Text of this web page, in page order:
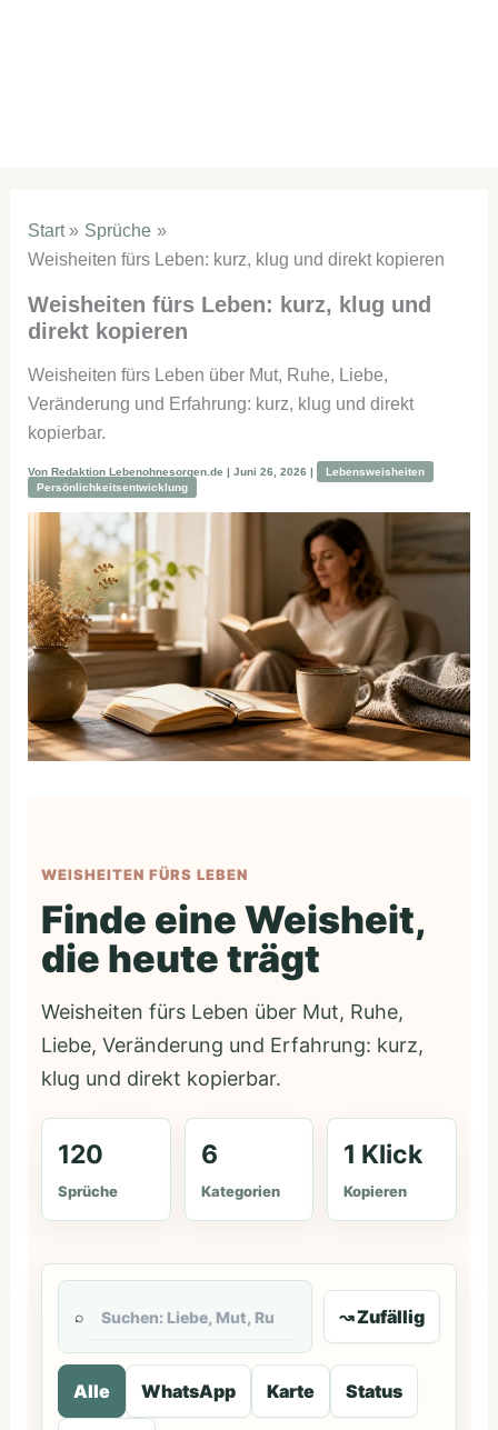
Start
Sprüche
Weisheiten fürs Leben: kurz, klug und direkt kopieren
Weisheiten fürs Leben: kurz, klug und
direkt kopieren
Weisheiten fürs Leben über Mut, Ruhe, Liebe,
Veränderung und Erfahrung: kurz, klug und direkt
kopierbar.
Von Redaktion Lebenohnesorgen.de | Juni 26, 2026 |
Lebensweisheiten
Persönlichkeitsentwicklung
WEISHEITEN FÜRS LEBEN
Finde eine Weisheit,
die heute trägt
Weisheiten fürs Leben über Mut, Ruhe,
Liebe, Veränderung und Erfahrung: kurz,
klug und direkt kopierbar.
120
Sprüche
6
Kategorien
1 Klick
Kopieren
⌕ ↝ Zufällig
Alle WhatsApp Karte Status